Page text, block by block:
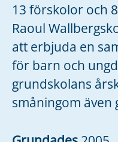
13 förskolor och
Raoul
att erbjuda en
för barn och
grundskolans
småningom även